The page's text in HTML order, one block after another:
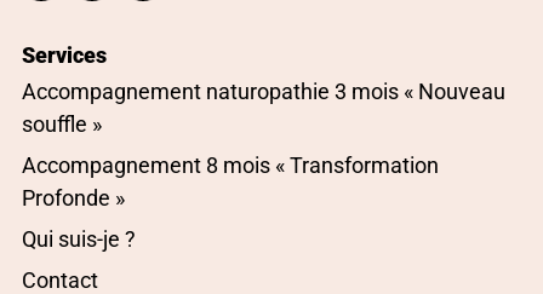
Services
Accompagnement naturopathie 3 mois « Nouveau
souffle »
Accompagnement 8 mois « Transformation
Profonde »
Qui suis-je ?
Contact